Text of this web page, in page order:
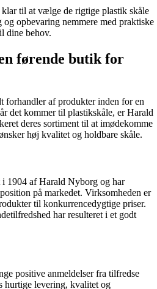
til at vælge de rigtige plastik skåle
opbevaring nemmere med praktiske
dine behov.
førende butik for
forhandler af produkter inden for en
det kommer til plastikskåle, er Harald
deres sortiment til at imødekomme
høj kvalitet og holdbare skåle.
1904 af Harald Nyborg og har
på markedet. Virksomheden er
til konkurrencedygtige priser.
har resulteret i et godt
positive anmeldelser fra tilfredse
hurtige levering, kvalitet og